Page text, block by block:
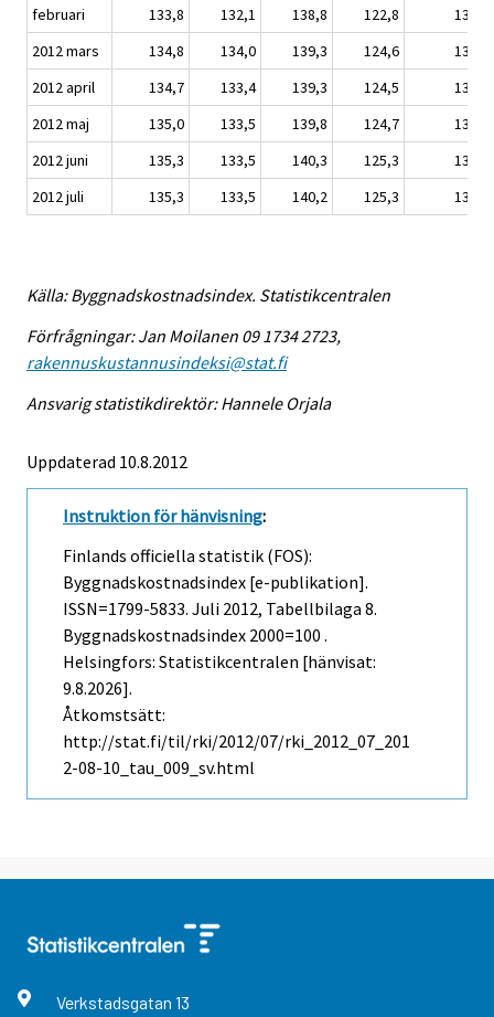
februari
133,8 132,1 138,8 122,8
133,2
2012 mars
134,8 134,0 139,3 124,6
134,3
2012 april
134,7 133,4 139,3 124,5
134,1
2012 maj
135,0 133,5 139,8 124,7
134,4
2012 juni
135,3 133,5 140,3 125,3
134,6
2012 juli
135,3 133,5 140,2 125,3 134,6
Källa: Byggnadskostnadsindex. Statistikcentralen
Förfrågningar: Jan Moilanen 09 1734 2723,
rakennuskustannusindeksi@stat.fi
Ansvarig statistikdirektör: Hannele Orjala
Uppdaterad 10.8.2012
Instruktion för hänvisning:
Finlands officiella statistik (FOS):
Byggnadskostnadsindex [e-publikation].
ISSN=1799-5833. Juli 2012, Tabellbilaga 8.
Byggnadskostnadsindex 2000=100 .
Helsingfors: Statistikcentralen [hänvisat:
9.8.2026].
Åtkomstsätt:
http://stat.fi/til/rki/2012/07/rki_2012_07_201
2-08-10_tau_009_sv.html
Verkstadsgatan 13